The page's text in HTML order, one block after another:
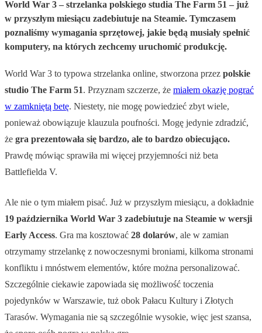
World War 3 – strzelanka polskiego studia The Farm 51 – już
w przyszłym miesiącu zadebiutuje na Steamie. Tymczasem
poznaliśmy wymagania sprzętowej, jakie będą musiały spełnić
komputery, na których zechcemy uruchomić produkcję.
World War 3 to typowa strzelanka online, stworzona przez polskie
studio The Farm 51. Przyznam szczerze, że miałem okazję pograć
w zamkniętą betę. Niestety, nie mogę powiedzieć zbyt wiele,
ponieważ obowiązuje klauzula poufności. Mogę jedynie zdradzić,
że gra prezentowała się bardzo, ale to bardzo obiecująco.
Prawdę mówiąc sprawiła mi więcej przyjemności niż beta
Battlefielda V.
Ale nie o tym miałem pisać. Już w przyszłym miesiącu, a dokładnie
19 października World War 3 zadebiutuje na Steamie w wersji
Early Access. Gra ma kosztować 28 dolarów, ale w zamian
otrzymamy strzelankę z nowoczesnymi broniami, kilkoma stronami
konfliktu i mnóstwem elementów, które można personalizować.
Szczególnie ciekawie zapowiada się możliwość toczenia
pojedynków w Warszawie, tuż obok Pałacu Kultury i Złotych
Tarasów. Wymagania nie są szczególnie wysokie, więc jest szansa,